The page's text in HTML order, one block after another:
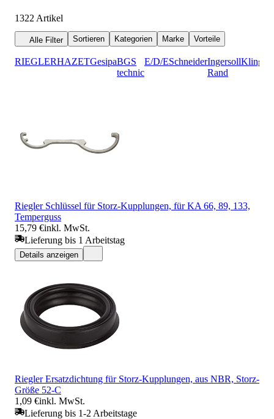
1322 Artikel
Alle Filter Sortieren Kategorien Marke Vorteile
RIEGLERHAZETGesipaBGS
technic
E/D/ESchneiderIngersoll
Rand
Klinger
Riegler Schlüssel für Storz-Kupplungen, für KA 66, 89, 133,
Temperguss
15,79 €inkl. MwSt.
Lieferung bis 1 Arbeitstag
Details anzeigen
Riegler Ersatzdichtung für Storz-Kupplungen, aus NBR, Storz-
Größe 52-C
1,09 €inkl. MwSt.
Lieferung bis 1-2 Arbeitstage